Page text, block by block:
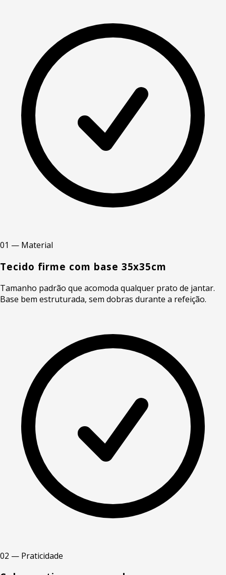
01 — Material
Tecido firme com base 35x35cm
Tamanho padrão que acomoda qualquer prato de jantar.
Base bem estruturada, sem dobras durante a refeição.
02 — Praticidade